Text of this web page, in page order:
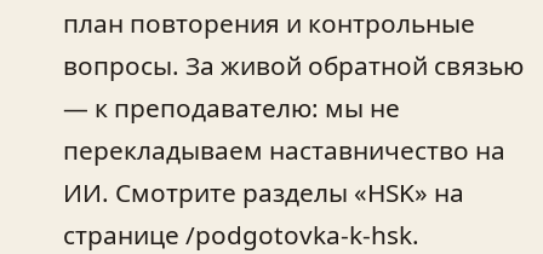
план повторения и контрольные
вопросы. За живой обратной связью
— к преподавателю: мы не
перекладываем наставничество на
ИИ. Смотрите разделы «HSK» на
странице /podgotovka-k-hsk.